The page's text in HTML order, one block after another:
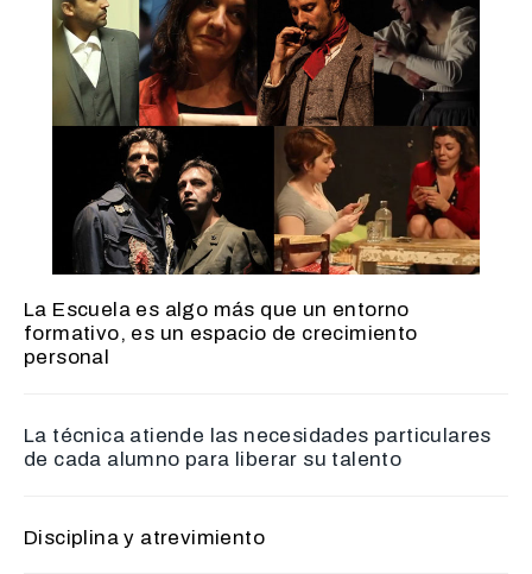
La Escuela es algo más que un entorno
formativo, es un espacio de crecimiento
personal
La técnica atiende las necesidades particulares
de cada alumno para liberar su talento
Disciplina y atrevimiento